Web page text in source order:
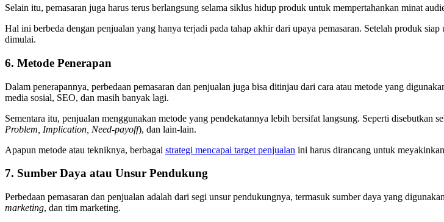
Selain itu, pemasaran juga harus terus berlangsung selama siklus hidup produk untuk mempertahankan minat
Hal ini berbeda dengan penjualan yang hanya terjadi pada tahap akhir dari upaya pemasaran. Setelah produk
dimulai.
6. Metode Penerapan
Dalam penerapannya, perbedaan pemasaran dan penjualan juga bisa ditinjau dari cara atau metode yang
media sosial, SEO, dan masih banyak lagi.
Sementara itu, penjualan menggunakan metode yang pendekatannya lebih bersifat langsung. Seperti
Problem, Implication, Need-payoff), dan lain-lain.
Apapun metode atau tekniknya, berbagai strategi mencapai target penjualan ini harus dirancang untuk
7. Sumber Daya atau Unsur Pendukung
Perbedaan pemasaran dan penjualan adalah dari segi unsur pendukungnya, termasuk sumber daya yang
marketing, dan tim marketing.